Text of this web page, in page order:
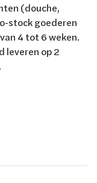
(douche,
stock goederen
4 tot 6 weken.
leveren op 2